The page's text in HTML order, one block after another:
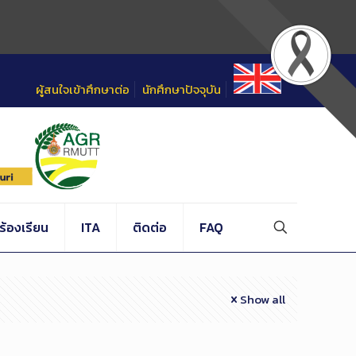
ผู้สนใจเข้าศึกษาต่อ นักศึกษาปัจจุบัน
องเรียน ITA ติดต่อ FAQ
Show all